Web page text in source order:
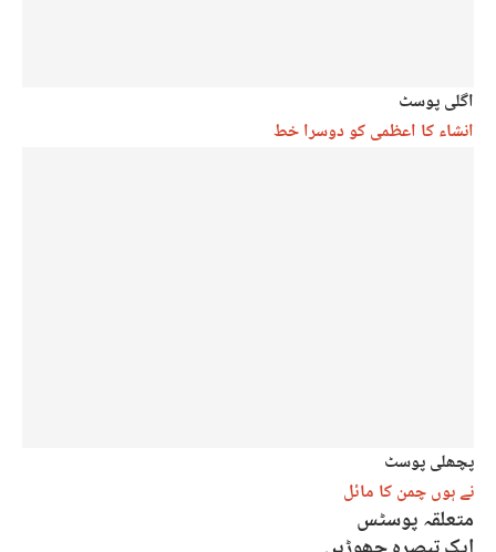
اگلی پوسٹ
انشاء کا اعظمی کو دوسرا خط
پچھلی پوسٹ
نے ہوں چمن کا مائل
متعلقہ پوسٹس